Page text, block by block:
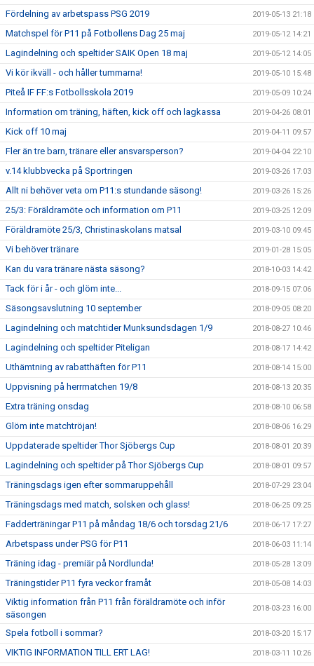
Fördelning av arbetspass PSG 2019 2019-05-13 21:18
Matchspel för P11 på Fotbollens Dag 25 maj 2019-05-12 14:21
Lagindelning och speltider SAIK Open 18 maj 2019-05-12 14:05
Vi kör ikväll - och håller tummarna! 2019-05-10 15:48
Piteå IF FF:s Fotbollsskola 2019 2019-05-09 10:24
Information om träning, häften, kick off och lagkassa 2019-04-26 08:01
Kick off 10 maj 2019-04-11 09:57
Fler än tre barn, tränare eller ansvarsperson? 2019-04-04 22:10
v.14 klubbvecka på Sportringen 2019-03-26 17:03
Allt ni behöver veta om P11:s stundande säsong! 2019-03-26 15:26
25/3: Föräldramöte och information om P11 2019-03-25 12:09
Föräldramöte 25/3, Christinaskolans matsal 2019-03-10 09:45
Vi behöver tränare 2019-01-28 15:05
Kan du vara tränare nästa säsong? 2018-10-03 14:42
Tack för i år - och glöm inte... 2018-09-15 07:06
Säsongsavslutning 10 september 2018-09-05 08:20
Lagindelning och matchtider Munksundsdagen 1/9 2018-08-27 10:46
Lagindelning och speltider Piteligan 2018-08-17 14:42
Uthämtning av rabatthäften för P11 2018-08-14 15:00
Uppvisning på herrmatchen 19/8 2018-08-13 20:35
Extra träning onsdag 2018-08-10 06:58
Glöm inte matchtröjan! 2018-08-06 16:29
Uppdaterade speltider Thor Sjöbergs Cup 2018-08-01 20:39
Lagindelning och speltider på Thor Sjöbergs Cup 2018-08-01 09:57
Träningsdags igen efter sommaruppehåll 2018-07-29 23:04
Träningsdags med match, solsken och glass! 2018-06-25 09:25
Fadderträningar P11 på måndag 18/6 och torsdag 21/6 2018-06-17 17:27
Arbetspass under PSG för P11 2018-06-03 11:14
Träning idag - premiär på Nordlunda! 2018-05-28 13:09
Träningstider P11 fyra veckor framåt 2018-05-08 14:03
Viktig information från P11 från föräldramöte och inför
säsongen
2018-03-23 16:00
Spela fotboll i sommar? 2018-03-20 15:17
VIKTIG INFORMATION TILL ERT LAG! 2018-03-11 10:26